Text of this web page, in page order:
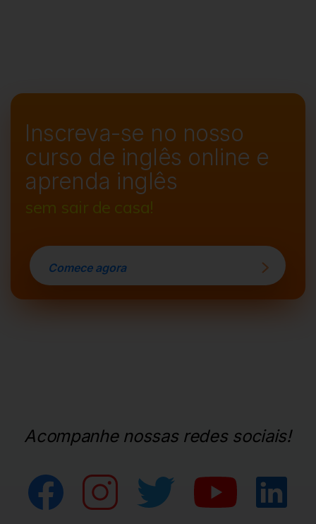
Inscreva-se no nosso
curso de inglês online e
aprenda inglês
sem sair de casa!
Comece agora
Acompanhe nossas redes sociais!